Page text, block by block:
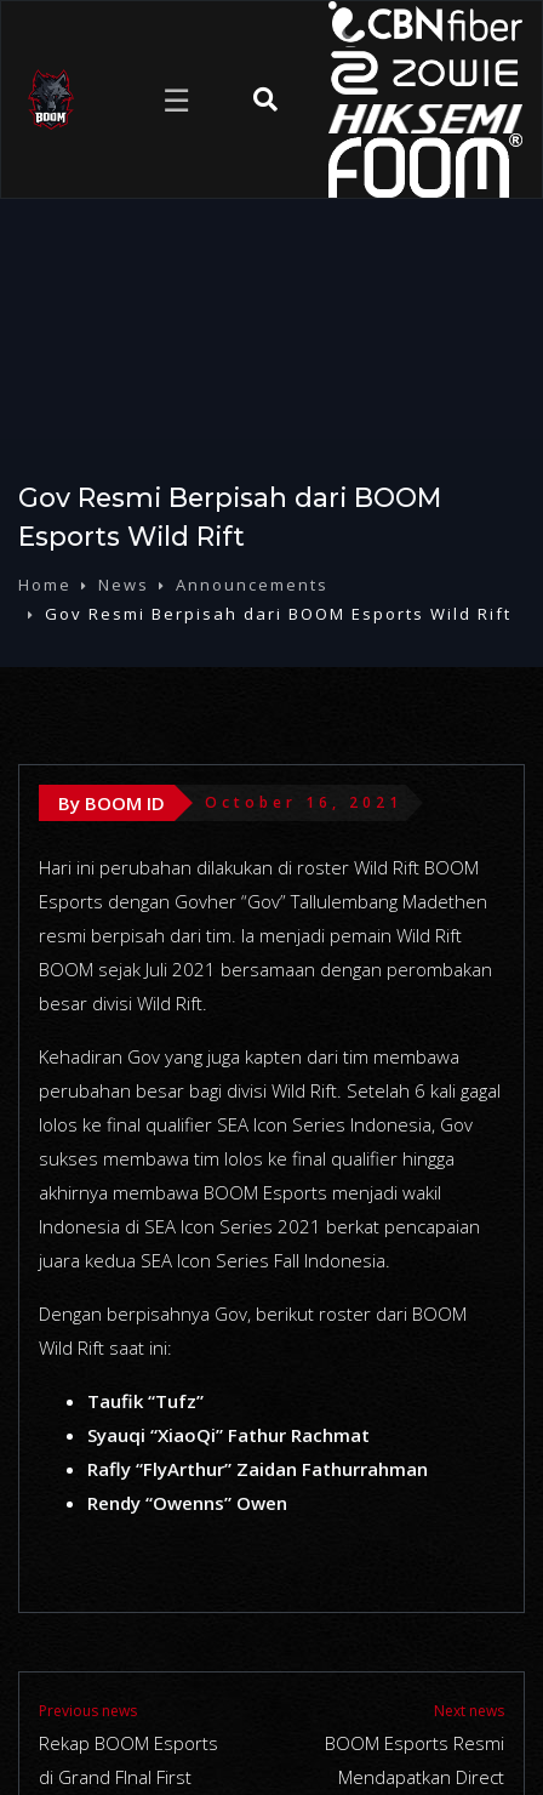
☰
Gov Resmi Berpisah dari BOOM
Esports Wild Rift
Home News
Announcements
Gov Resmi Berpisah dari BOOM Esports Wild Rift
By BOOM ID October 16, 2021
Hari ini perubahan dilakukan di roster Wild Rift BOOM
Esports dengan Govher “Gov” Tallulembang Madethen
resmi berpisah dari tim. Ia menjadi pemain Wild Rift
BOOM sejak Juli 2021 bersamaan dengan perombakan
besar divisi Wild Rift.
Kehadiran Gov yang juga kapten dari tim membawa
perubahan besar bagi divisi Wild Rift. Setelah 6 kali gagal
lolos ke final qualifier SEA Icon Series Indonesia, Gov
sukses membawa tim lolos ke final qualifier hingga
akhirnya membawa BOOM Esports menjadi wakil
Indonesia di SEA Icon Series 2021 berkat pencapaian
juara kedua SEA Icon Series Fall Indonesia.
Dengan berpisahnya Gov, berikut roster dari BOOM
Wild Rift saat ini:
Taufik “Tufz”
Syauqi “XiaoQi” Fathur Rachmat
Rafly “FlyArthur” Zaidan Fathurrahman
Rendy “Owenns” Owen
Previous news
Rekap BOOM Esports
di Grand FInal First
Next news
BOOM Esports Resmi
Mendapatkan Direct